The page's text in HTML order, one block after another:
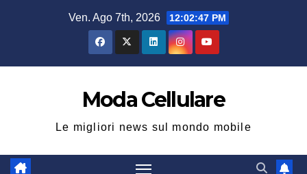
Ven. Ago 7th, 2026 12:02:48 PM
Moda Cellulare
Le migliori news sul mondo mobile